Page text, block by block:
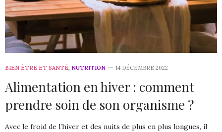
BIEN ÊTRE ET SANTÉ, NUTRITION 14 DÉCEMBRE 2022
Alimentation en hiver : comment
prendre soin de son organisme ?
Avec le froid de l’hiver et des nuits de plus en plus longues, il